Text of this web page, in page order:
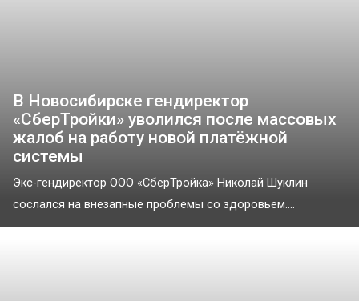
В Новосибирске гендиректор
«СберТройки» уволился после массовых
жалоб на работу новой платёжной
системы
Экс-гендиректор ООО «СберТройка» Николай Шуклин
сослался на внезапные проблемы со здоровьем....